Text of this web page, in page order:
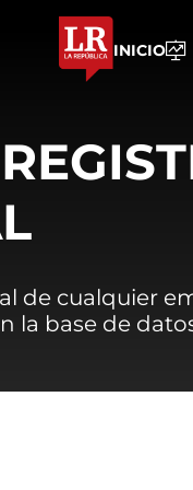
INICIO
de cualquier
la base de